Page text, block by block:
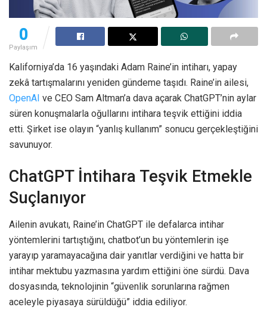
0
Paylaşım
Kaliforniya’da 16 yaşındaki Adam Raine’in intiharı, yapay
zekâ tartışmalarını yeniden gündeme taşıdı. Raine’in ailesi,
OpenAI ve CEO Sam Altman’a dava açarak ChatGPT’nin aylar
süren konuşmalarla oğullarını intihara teşvik ettiğini iddia
etti. Şirket ise olayın “yanlış kullanım” sonucu gerçekleştiğini
savunuyor.
ChatGPT İntihara Teşvik Etmekle
Suçlanıyor
Ailenin avukatı, Raine’in ChatGPT ile defalarca intihar
yöntemlerini tartıştığını, chatbot’un bu yöntemlerin işe
yarayıp yaramayacağına dair yanıtlar verdiğini ve hatta bir
intihar mektubu yazmasına yardım ettiğini öne sürdü. Dava
dosyasında, teknolojinin “güvenlik sorunlarına rağmen
aceleyle piyasaya sürüldüğü” iddia ediliyor.